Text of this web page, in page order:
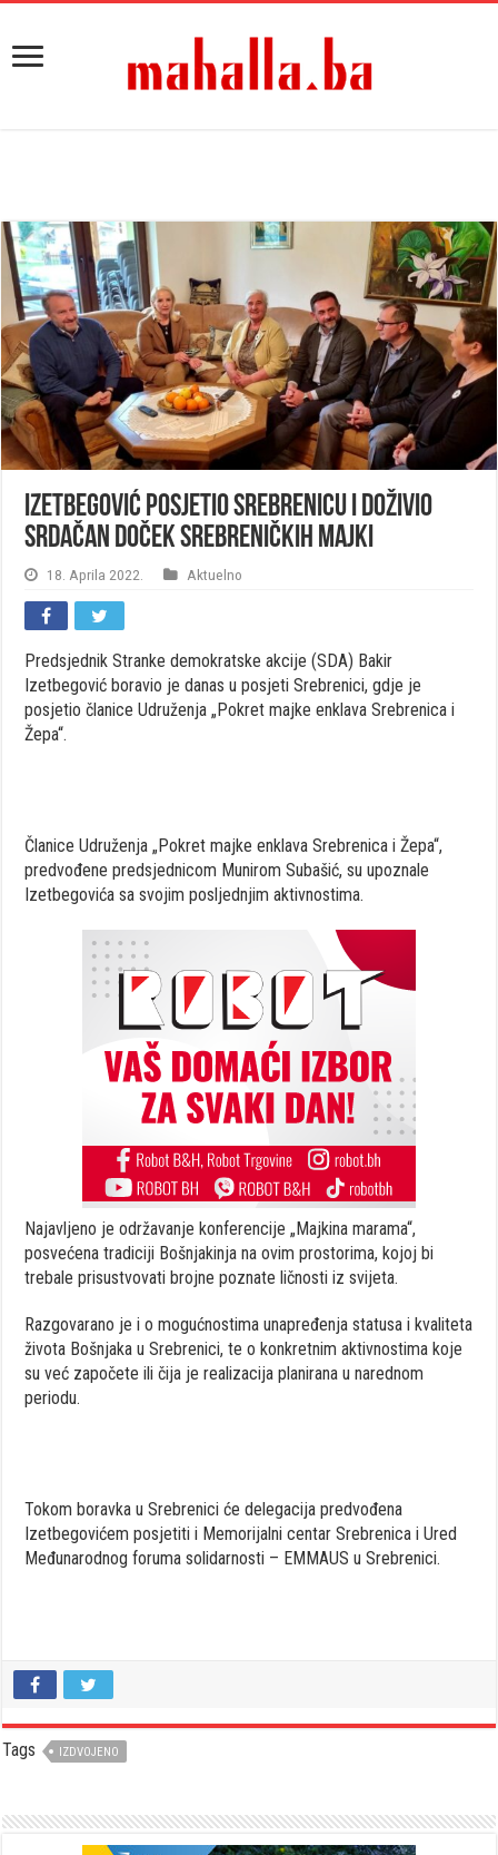
IZETBEGOVIĆ POSJETIO SREBRENICU I DOŽIVIO
SRDAČAN DOČEK SREBRENIČKIH MAJKI
18. Aprila 2022. Aktuelno
Predsjednik Stranke demokratske akcije (SDA) Bakir
Izetbegović boravio je danas u posjeti Srebrenici, gdje je
posjetio članice Udruženja „Pokret majke enklava Srebrenica i
Žepa“.
Članice Udruženja „Pokret majke enklava Srebrenica i Žepa“,
predvođene predsjednicom Munirom Subašić, su upoznale
Izetbegovića sa svojim posljednjim aktivnostima.
Najavljeno je održavanje konferencije „Majkina marama“,
posvećena tradiciji Bošnjakinja na ovim prostorima, kojoj bi
trebale prisustvovati brojne poznate ličnosti iz svijeta.
Razgovarano je i o mogućnostima unapređenja statusa i kvaliteta
života Bošnjaka u Srebrenici, te o konkretnim aktivnostima koje
su već započete ili čija je realizacija planirana u narednom
periodu.
Tokom boravka u Srebrenici će delegacija predvođena
Izetbegovićem posjetiti i Memorijalni centar Srebrenica i Ured
Međunarodnog foruma solidarnosti – EMMAUS u Srebrenici.
Tags IZDVOJENO